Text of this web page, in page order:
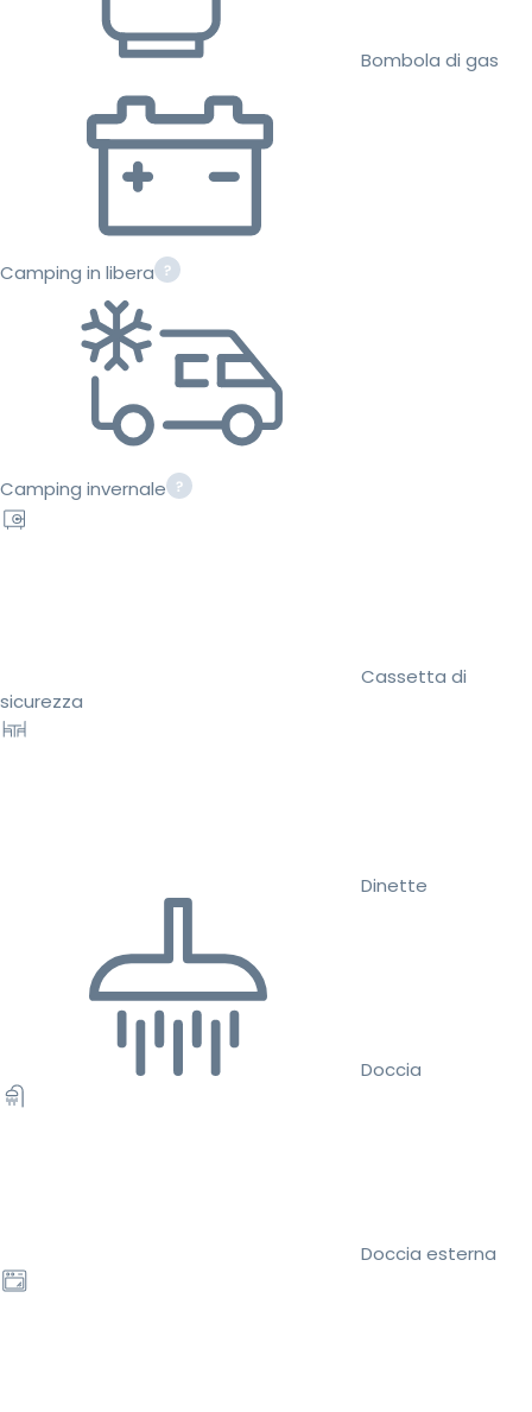
Bombola di gas
Camping in libera
Camping invernale
Cassetta di
sicurezza
Dinette
Doccia
Doccia esterna